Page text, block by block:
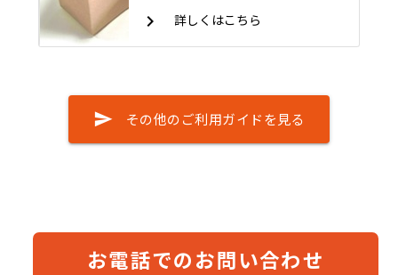
keyboard_arrow_right 詳しくはこちら
send その他のご利用ガイドを見る
お電話でのお問い合わせ